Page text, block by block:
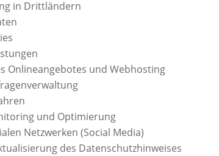
in Drittländern
Onlineangebotes und Webhosting
und Optimierung
Netzwerken (Social Media)
des Datenschutzhinweises